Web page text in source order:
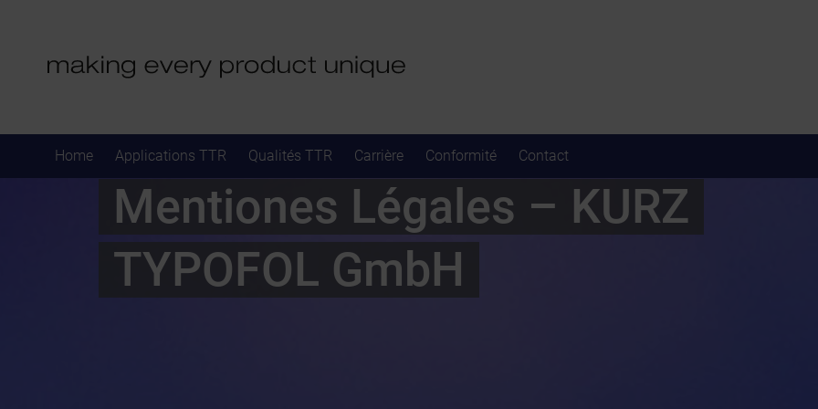
Home Applications TTR Qualités TTR Carrière Conformité Contact
Mentiones Légales – KURZ
TYPOFOL GmbH